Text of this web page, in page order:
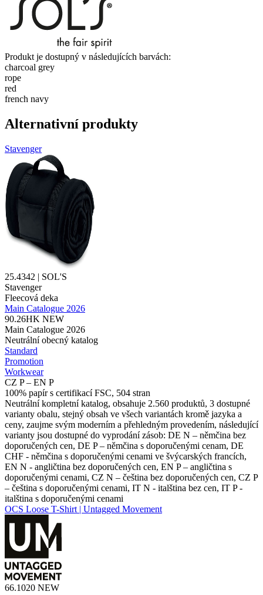
Produkt je dostupný v následujících barvách:
charcoal grey
rope
red
french navy
Alternativní produkty
Stavenger
25.4342 | SOL'S
Stavenger
Fleecová deka
Main Catalogue 2026
90.26HK NEW
Main Catalogue 2026
Neutrální obecný katalog
Standard
Promotion
Workwear
CZ P – EN P
100% papír s certifikací FSC, 504 stran
Neutrální kompletní katalog, obsahuje 2.560 produktů, 3 dostupné
varianty obalu, stejný obsah ve všech variantách kromě jazyka a
ceny, zaujme svým moderním a přehledným provedením, následující
varianty jsou dostupné do vyprodání zásob: DE N – němčina bez
doporučených cen, DE P – němčina s doporučenými cenam, DE
CHF - němčina s doporučenými cenami ve švýcarských francích,
EN N - angličtina bez doporučených cen, EN P – angličtina s
doporučenými cenami, CZ N – čeština bez doporučených cen, CZ P
– čeština s doporučenými cenami, IT N - italština bez cen, IT P -
italština s doporučenými cenami
OCS Loose T-Shirt | Untagged Movement
66.1020 NEW